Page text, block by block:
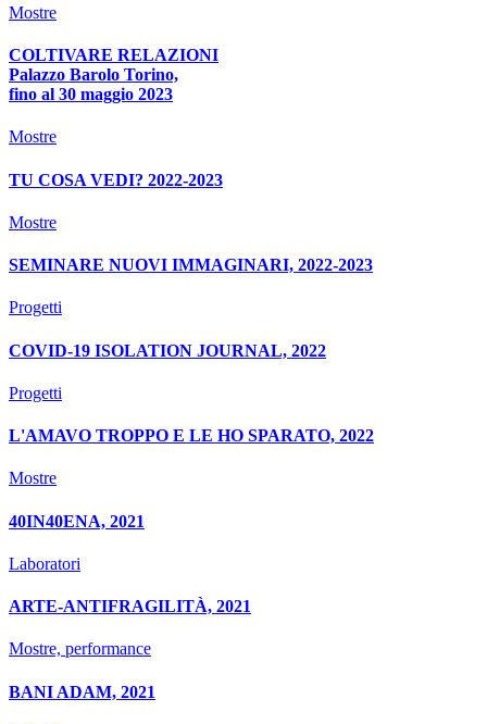
Mostre
COLTIVARE RELAZIONI
Palazzo Barolo Torino,
fino al 30 maggio 2023
Mostre
TU COSA VEDI? 2022-2023
Mostre
SEMINARE NUOVI IMMAGINARI, 2022-2023
Progetti
COVID-19 ISOLATION JOURNAL, 2022
Progetti
L'AMAVO TROPPO E LE HO SPARATO, 2022
Mostre
40IN40ENA, 2021
Laboratori
ARTE-ANTIFRAGILITÀ, 2021
Mostre, performance
BANI ADAM, 2021